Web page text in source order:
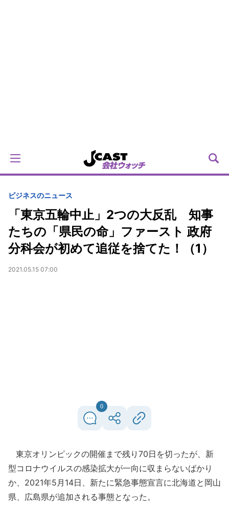
ビジネスのニュース
「東京五輪中止」2つの大反乱 知事
たちの「県民の命」ファースト 政府
分科会が初めて追従を捨てた！（1）
2021.05.15 07:00
0
東京オリンピックの開催まで残り70日を切ったが、新
型コロナウイルスの感染拡大が一向に収まらないばかり
か、2021年5月14日、新たに緊急事態宣言に北海道と岡山
県、広島県が追加される事態となった。